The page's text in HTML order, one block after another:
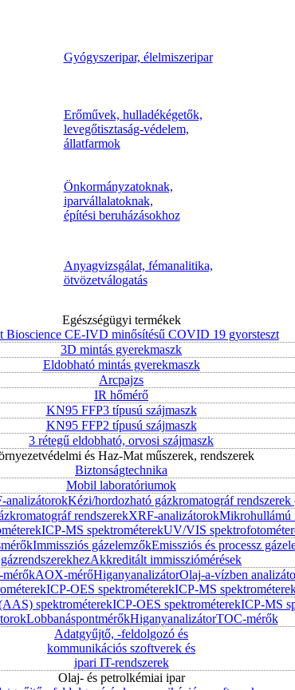
Gyógyszeripar, élelmiszeripar
Erőművek, hulladékégetők,
levegőtisztaság-védelem,
állatfarmok
Önkormányzatoknak,
iparvállalatoknak,
építési beruházásokhoz
Anyagvizsgálat, fémanalitika,
ötvözetválogatás
Egészségügyi termékek
Bioscience CE-IVD minősítésű COVID 19 gyorsteszt
3D mintás gyerekmaszk
Eldobható mintás gyerekmaszk
Arcpajzs
IR hőmérő
KN95 FFP3 típusú szájmaszk
KN95 FFP2 típusú szájmaszk
3 rétegű eldobható, orvosi szájmaszk
és Haz-Mat műszerek, rendszerek
Biztonságtechnika
Mobil laboratóriumok
analizátorokKézi/hordozható gázkromatográf
rendszerekXRF-analizátorokMikrohullámú
ICP-MS spektrométerekUV/VIS
Immissziós gázelemzőkEmissziós és processz
gázrendszerekhezAkkreditált immissziómérések
AOX-mérőHiganyanalizátorOlaj-a-vízben
ICP-OES spektrométerekICP-MS
spektrométerekICP-OES spektrométerekICP-MS
LobbanáspontmérőkHiganyanalizátorTOC-mérők
Adatgyűjtő, -feldolgozó és
kommunikációs szoftverek és
ipari IT-rendszerek
Olaj- és petrolkémiai ipar